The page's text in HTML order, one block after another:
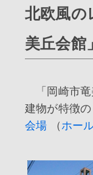
北欧風の
美丘会館」
「岡崎市竜
建物が特徴
会場 （ホー